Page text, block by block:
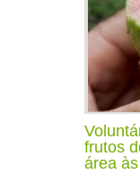
frutos
área